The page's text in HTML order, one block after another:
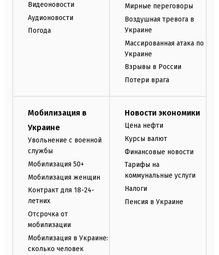
Видеоновости
Аудионовости
Погода
Мирные переговоры
Воздушная тревога в
Украине
Массированная атака по
Украине
Взрывы в России
Потери врага
Мобилизация в
Украине
Увольнение с военной
службы
Мобилизация 50+
Мобилизация женщин
Контракт для 18-24-
летних
Отсрочка от
мобилизации
Мобилизация в Украине:
сколько человек
Новости экономики
Цена нефти
Курсы валют
Финансовые новости
Тарифы на
коммунальные услуги
Налоги
Пенсия в Украине